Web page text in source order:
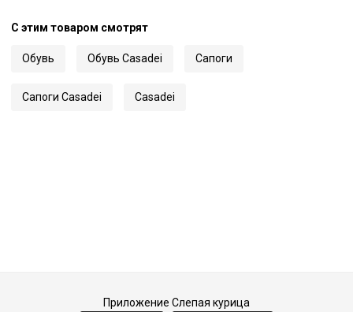
С этим товаром смотрят
Обувь Обувь Casadei Сапоги
Сапоги Casadei Casadei
Приложение Слепая курица